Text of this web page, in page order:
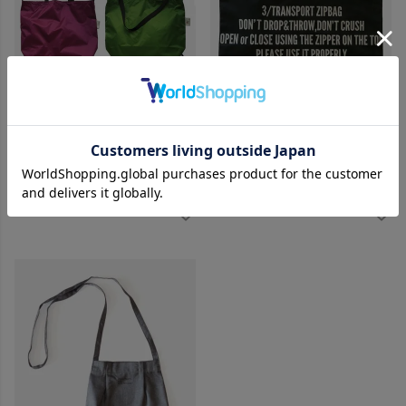
VOIRY ナイロンショルダーバ
ッグ-TEAM SACK
4,950 税込
VOIRY トランスポートジップ
バッグ-L
3,850